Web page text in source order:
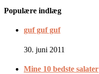
Populære indlæg
guf guf guf
30. juni 2011
Mine 10 bedste salater